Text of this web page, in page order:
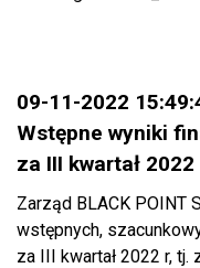
09-11-2022
Wstępne wyniki
za III kwartał 2022
Zarząd BLACK POINT
wstępnych,
za III kwartał 2022 r,